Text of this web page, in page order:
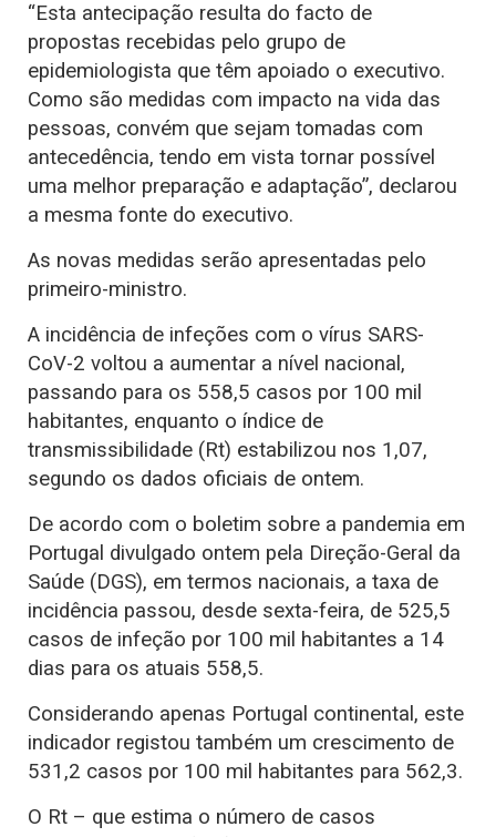
“Esta antecipação resulta do facto de
propostas recebidas pelo grupo de
epidemiologista que têm apoiado o executivo.
Como são medidas com impacto na vida das
pessoas, convém que sejam tomadas com
antecedência, tendo em vista tornar possível
uma melhor preparação e adaptação”, declarou
a mesma fonte do executivo.
As novas medidas serão apresentadas pelo
primeiro-ministro.
A incidência de infeções com o vírus SARS-
CoV-2 voltou a aumentar a nível nacional,
passando para os 558,5 casos por 100 mil
habitantes, enquanto o índice de
transmissibilidade (Rt) estabilizou nos 1,07,
segundo os dados oficiais de ontem.
De acordo com o boletim sobre a pandemia em
Portugal divulgado ontem pela Direção-Geral da
Saúde (DGS), em termos nacionais, a taxa de
incidência passou, desde sexta-feira, de 525,5
casos de infeção por 100 mil habitantes a 14
dias para os atuais 558,5.
Considerando apenas Portugal continental, este
indicador registou também um crescimento de
531,2 casos por 100 mil habitantes para 562,3.
O Rt – que estima o número de casos